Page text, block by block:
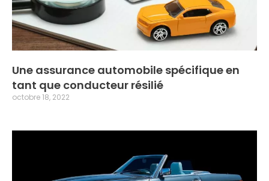
Une assurance automobile spécifique en
tant que conducteur résilié
octobre 18, 2022